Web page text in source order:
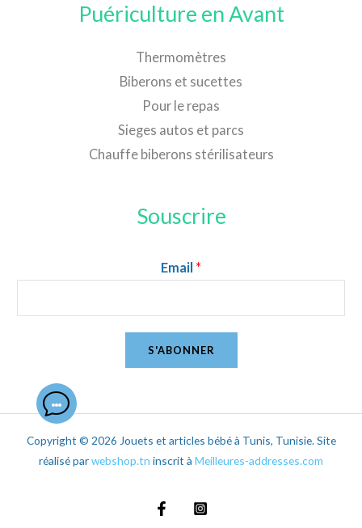
Puériculture en Avant
Thermomètres
Biberons et sucettes
Pour le repas
Sieges autos et parcs
Chauffe biberons stérilisateurs
Souscrire
Email *
S'ABONNER
Copyright © 2026 Jouets et articles bébé à Tunis, Tunisie. Site
réalisé parwebshop.tn inscrit à Meilleures-addresses.com